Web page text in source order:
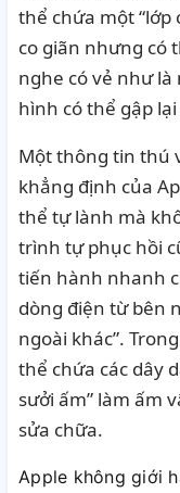
thể chứa một “lớp
co giãn nhưng có
nghe có vẻ như
hình có thể gập
Một thông tin thú
khẳng định của
thể tự lành mà
trình tự phục hồi
tiến hành nhanh
dòng điện từ bên
ngoài khác”.
thể chứa các dây
sưởi ấm” làm ấm
sửa chữa.
Apple không giới